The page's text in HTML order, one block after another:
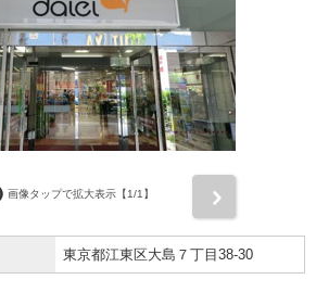
画像タップで拡大表示【1/1】
東京都江東区大島７丁目38-30